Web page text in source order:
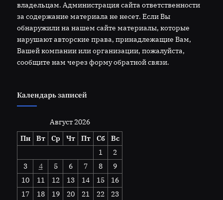
владельцам. Администрация сайта ответственности
за содержание материала не несет. Если Вы
обнаружили на нашем сайте материалы, которые
нарушают авторские права, принадлежащие Вам,
Вашей компании или организации, пожалуйста,
сообщите нам через форму обратной связи.
Календарь записей
Август 2026
Пн
Вт Ср Чт Пт Сб
Вс
1
2
3
4 5 6 7 8
9
10
11 12 13 14 15
16
17
18 19 20 21 22 23